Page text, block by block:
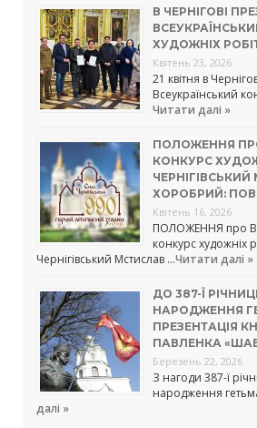
В ЧЕРНІГОВІ
ХУДОЖНІХ
Квітень 23, 2026
21 квітня в
Всеукраїнський
Читати далі »
ПОЛОЖЕННЯ
КОНКУРС
ХОРОБРИЙ:
Квітень 16, 2026
ПОЛОЖЕННЯ про
конкурс художніх
Чернігівський Мстислав …Читати далі »
ДО 387-Ї
НАРОДЖЕННЯ
ПРЕЗЕНТАЦІЯ
ПАВЛЕНКА
Березень 22, 2026
З нагоди 387-ї
народження
далі »